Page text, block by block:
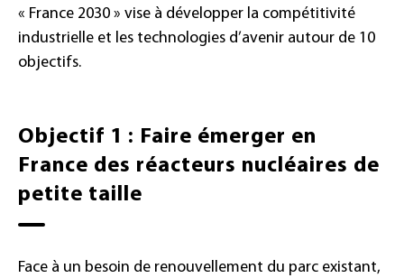
« France 2030 » vise à développer la compétitivité
industrielle et les technologies d’avenir autour de 10
objectifs.
Objectif 1 : Faire émerger en
France des réacteurs nucléaires de
petite taille
Face à un besoin de renouvellement du parc existant,